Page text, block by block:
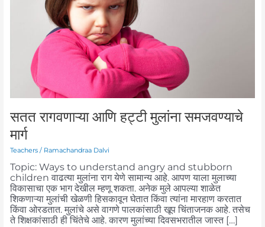
सतत रागवणाऱ्या आणि हट्टी मुलांना समजवण्याचे
मार्ग
Teachers/ Ramachandraa Dalvi
Topic: Ways to understand angry and stubborn
children वाढत्या मुलांना राग येणे सामान्य आहे. आपण याला मुलाच्या
विकासाचा एक भाग देखील म्हणू शकता. अनेक मुले आपल्या शाळेत
शिकणाऱ्या मुलांची खेळणी हिसकावून घेतात किंवा त्यांना मारहाण करतात
किंवा ओरडतात. मुलांचे असे वागणे पालकांसाठी खूप चिंताजनक आहे. तसेच
ते शिक्षकांसाठी ही चिंतेचे आहे. कारण मुलांच्या दिवसभरातील जास्त […]
समजवण्याचे